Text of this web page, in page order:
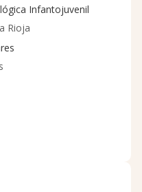
Infantojuvenil
Rioja